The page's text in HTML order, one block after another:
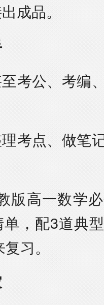
成品。
考公、考编
考点、做笔
版高一数学
，配3道典
习。